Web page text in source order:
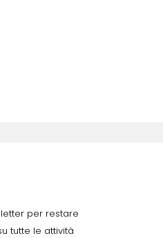
per restare
tutte le attività